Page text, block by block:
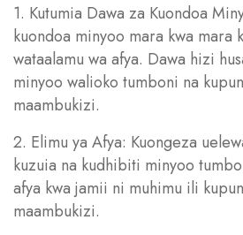
1. Kutumia Dawa za Kuondoa
kuondoa minyoo mara kwa mara
wataalamu wa afya. Dawa hizi
minyoo walioko tumboni na
maambukizi.
2. Elimu ya Afya: Kuongeza
kuzuia na kudhibiti minyoo
afya kwa jamii ni muhimu ili
maambukizi.